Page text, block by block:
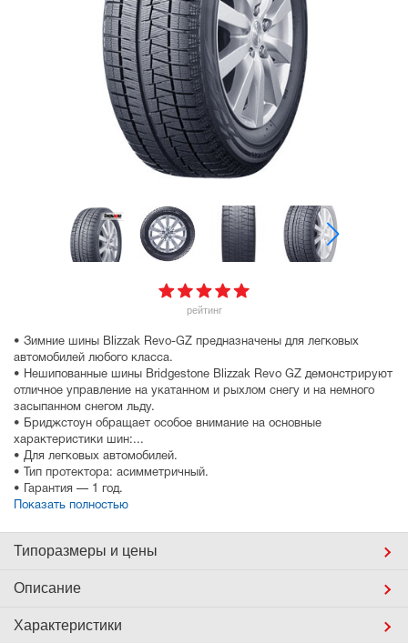
рейтинг
• Зимние шины Blizzak Revo-GZ предназначены для легковых
автомобилей любого класса.
• Нешипованные шины Bridgestone Blizzak Revo GZ демонстрируют
отличное управление на укатанном и рыхлом снегу и на немного
засыпанном снегом льду.
• Бриджстоун обращает особое внимание на основные
характеристики шин:...
• Для легковых автомобилей.
• Тип протектора: асимметричный.
• Гарантия — 1 год.
Показать полностью
Типоразмеры и цены
Описание
Характеристики